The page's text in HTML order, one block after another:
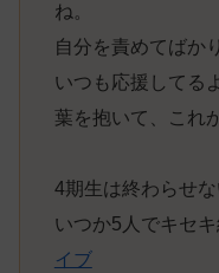
ね。
自分を責めてばか
いつも応援してる
葉を抱いて、これ
4期生は終わらせな
いつか5人でキセ
イブ